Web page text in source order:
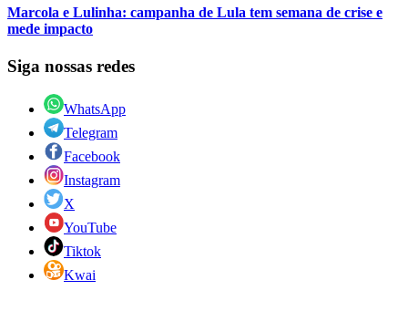
Marcola e Lulinha: campanha de Lula tem semana de crise e
mede impacto
Siga nossas redes
WhatsApp
Telegram
Facebook
Instagram
X
YouTube
Tiktok
Kwai